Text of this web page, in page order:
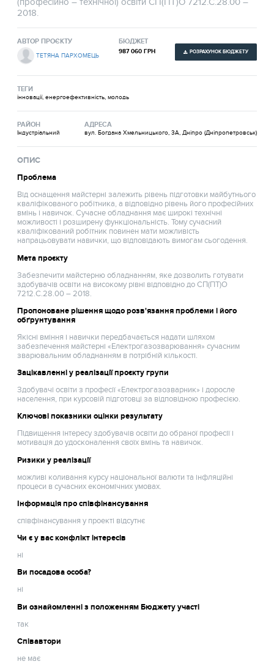
2018.
АВТОР ПРОЄКТУ
ТЕТЯНА ПАРХОМЕЦЬ
БЮДЖЕТ
987 060 ГРН РОЗРАХУНОК БЮДЖЕТУ
ТЕГИ
інновації, енергоефективність, молодь
РАЙОН
Індустріальний
АДРЕСА
вул. Богдана Хмельницького, 3А, Дніпро (Дніпропетровськ)
ОПИС
Проблема
Від оснащення майстерні залежить рівень підготовки майбутнього
кваліфікованого робітника, а відповідно рівень його професійних
вмінь і навичок. Сучасне обладнання має широкі технічні
можливості і розширену функціональність. Тому сучасний
кваліфікований робітник повинен мати можливість
напрацьовувати навички, що відповідають вимогам сьогодення.
Мета проєкту
Забезпечити майстерню обладнанням, яке дозволить готувати
здобувачів освіти на високому рівні відповідно до СП(ПТ)О
7212.C.28.00 – 2018.
Пропоноване рішення щодо розв'язання проблеми і його
обґрунтування
Якісні вміння і навички передбачається надати шляхом
забезпечення майстерні «Електрогазозварювання» сучасним
зварювальним обладнанням в потрібній кількості.
Зацікавленні у реалізації проєкту групи
Здобувачі освіти з професії «Електрогазозварник» і доросле
населення, при курсовій підготовці за відповідною професією.
Ключові показники оцінки результату
Підвищення інтересу здобувачів освіти до обраної професії і
мотивація до удосконалення своїх вмінь та навичок.
Ризики у реалізації
можливі коливання курсу національної валюти та інфляційні
процеси в сучасних економічних умовах.
Інформація про співфінансування
співфінансування у проекті відсутнє
Чи є у вас конфлікт інтересів
ні
Ви посадова особа?
ні
Ви ознайомленні з положенням Бюджету участі
так
Співавтори
не має